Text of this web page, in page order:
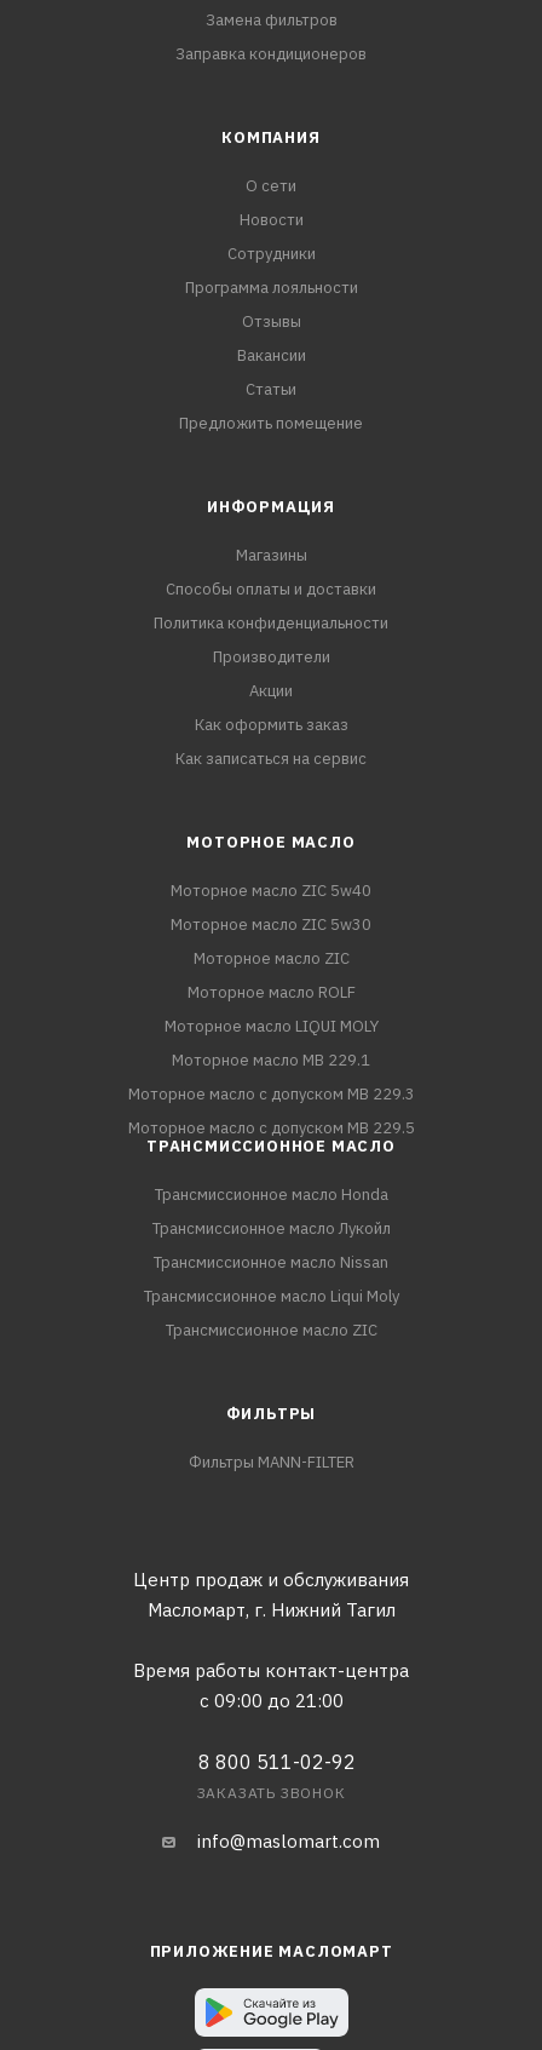
Замена фильтров
Заправка кондиционеров
КОМПАНИЯ
О сети
Новости
Сотрудники
Программа лояльности
Отзывы
Вакансии
Статьи
Предложить помещение
ИНФОРМАЦИЯ
Магазины
Способы оплаты и доставки
Политика конфиденциальности
Производители
Акции
Как оформить заказ
Как записаться на сервис
МОТОРНОЕ МАСЛО
Моторное масло ZIC 5w40
Моторное масло ZIC 5w30
Моторное масло ZIC
Моторное масло ROLF
Моторное масло LIQUI MOLY
Моторное масло MB 229.1
Моторное масло с допуском MB 229.3
Моторное масло с допуском MB 229.5
ТРАНСМИССИОННОЕ МАСЛО
Трансмиссионное масло Honda
Трансмиссионное масло Лукойл
Трансмиссионное масло Nissan
Трансмиссионное масло Liqui Moly
Трансмиссионное масло ZIC
ФИЛЬТРЫ
Фильтры MANN-FILTER
Центр продаж и обслуживания
Масломарт, г. Нижний Тагил
Время работы контакт-центра
с 09:00 до 21:00
8 800 511-02-92
ЗАКАЗАТЬ ЗВОНОК
info@maslomart.com
ПРИЛОЖЕНИЕ МАСЛОМАРТ